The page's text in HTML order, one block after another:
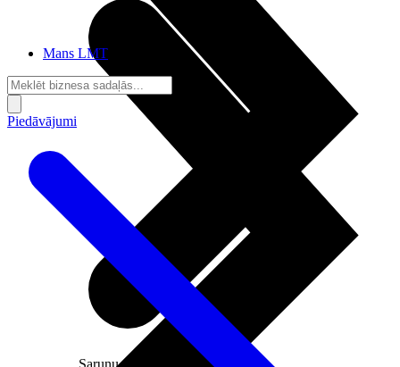
Sarunu pieslēgumi
Mans LMT
Piedāvājumi